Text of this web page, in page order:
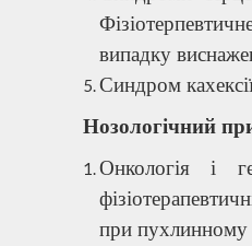
випадку
Синдром
Нозологічний
Онкологія і
при пухлинному